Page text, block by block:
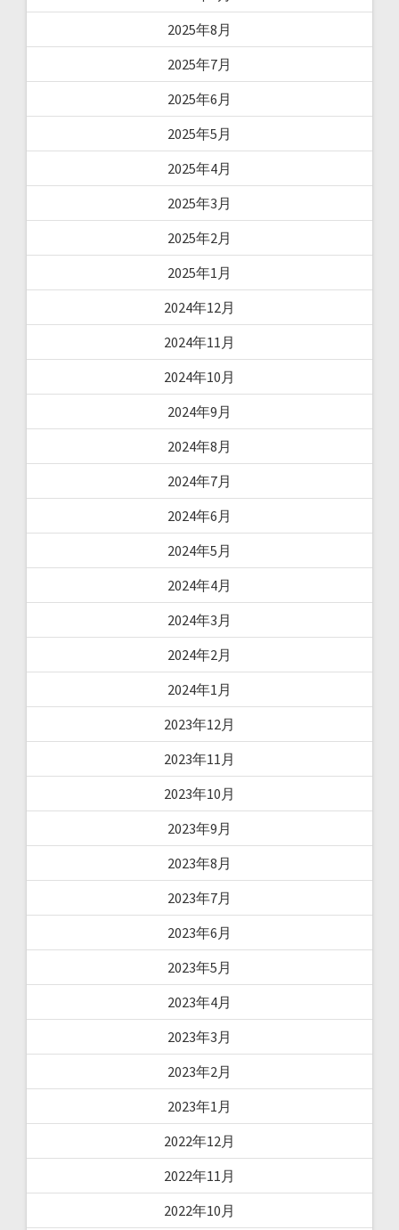
2025年8月
2025年7月
2025年6月
2025年5月
2025年4月
2025年3月
2025年2月
2025年1月
2024年12月
2024年11月
2024年10月
2024年9月
2024年8月
2024年7月
2024年6月
2024年5月
2024年4月
2024年3月
2024年2月
2024年1月
2023年12月
2023年11月
2023年10月
2023年9月
2023年8月
2023年7月
2023年6月
2023年5月
2023年4月
2023年3月
2023年2月
2023年1月
2022年12月
2022年11月
2022年10月